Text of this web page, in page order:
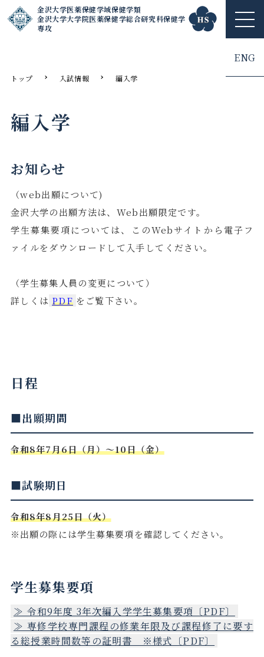
金沢大学医薬保健学域保健学類
金沢大学大学院医薬保健学総合研究科保健学
専攻
ME
NU
ENG
トップ 入試情報 編入学
編入学
お知らせ
（web出願について)
金沢大学の出願方法は、Web出願限定です。
学生募集要項については、このWebサイトから電子フ
ァイルをダウンロードして入手してください。
（学生募集人員の変更について）
詳しくは PDF をご覧下さい。
日程
■出願期間
令和8年7月6日（月）～10日（金）
■試験期日
令和8年8月25日（火）
※出願の際には学生募集要項を確認してください。
学生募集要項
≫ 令和9年度 3年次編入学学生募集要項〔PDF〕
≫ 専修学校専門課程の修業年限及び課程修了に要す
る総授業時間数等の証明書 ※様式〔PDF〕